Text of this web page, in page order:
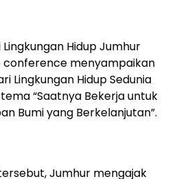
Hidup Jumhur
conference menyampaikan
Lingkungan Hidup Sedunia
“Saatnya Bekerja untuk
Bumi yang Berkelanjutan”.
Jumhur mengajak